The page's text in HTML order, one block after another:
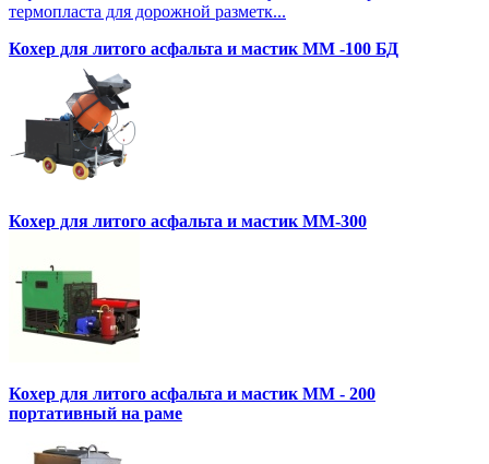
термопласта для дорожной разметк...
Кохер для литого асфальта и мастик MM -100 БД
Кохер для литого асфальта и мастик MM-300
Кохер для литого асфальта и мастик MM - 200
портативный на раме